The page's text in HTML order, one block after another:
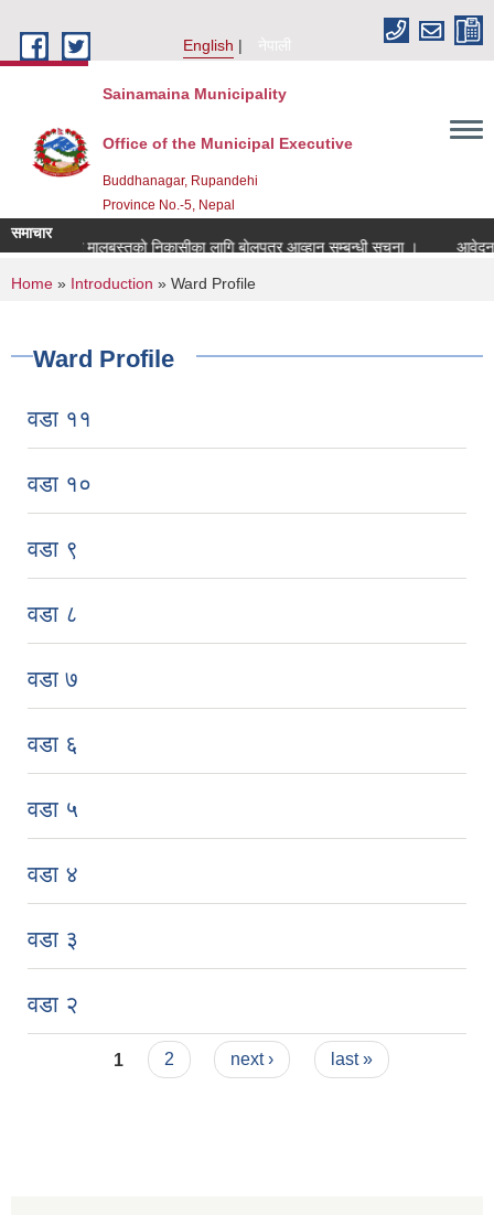
English
नेपाली
Sainamaina Municipality
Office of the Municipal Executive
Buddhanagar, Rupandehi
Province No.-5, Nepal
समाचार
कवाडी मालबस्तुकाे निकासीका लागि बाेलपत्र आव्हान सम्बन्धी सूचना ।
आवेदन
You are here
Home » Introduction » Ward Profile
Ward Profile
वडा ११
वडा १०
वडा ९
वडा ८
वडा ७
वडा ६
वडा ५
वडा ४
वडा ३
वडा २
Pages
1 2 next › last »